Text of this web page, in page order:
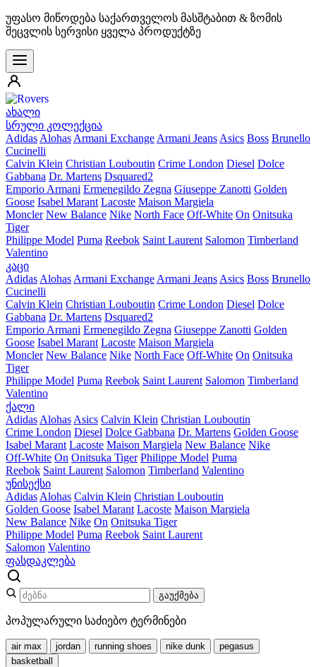
უფასო მიწოდება საქართველოს მასშტაბით & ზომის
შეცვლის სერვისი ყველა პროდუქტზე
ახალი
სრული კოლექცია
Adidas Alohas Armani Exchange Armani Jeans Asics Boss Brunello
Cucinelli
Calvin Klein Christian Louboutin Crime London Diesel Dolce
Gabbana Dr. Martens Dsquared2
Emporio Armani Ermenegildo Zegna Giuseppe Zanotti Golden
Goose Isabel Marant Lacoste Maison Margiela
Moncler New Balance Nike North Face Off-White On Onitsuka
Tiger
Philippe Model Puma Reebok Saint Laurent Salomon Timberland
Valentino
კაცი
Adidas Alohas Armani Exchange Armani Jeans Asics Boss Brunello
Cucinelli
Calvin Klein Christian Louboutin Crime London Diesel Dolce
Gabbana Dr. Martens Dsquared2
Emporio Armani Ermenegildo Zegna Giuseppe Zanotti Golden
Goose Isabel Marant Lacoste Maison Margiela
Moncler New Balance Nike North Face Off-White On Onitsuka
Tiger
Philippe Model Puma Reebok Saint Laurent Salomon Timberland
Valentino
ქალი
Adidas Alohas Asics Calvin Klein Christian Louboutin
Crime London Diesel Dolce Gabbana Dr. Martens Golden Goose
Isabel Marant Lacoste Maison Margiela New Balance Nike
Off-White On Onitsuka Tiger Philippe Model Puma
Reebok Saint Laurent Salomon Timberland Valentino
უნისექსი
Adidas Alohas Calvin Klein Christian Louboutin
Golden Goose Isabel Marant Lacoste Maison Margiela
New Balance Nike On Onitsuka Tiger
Philippe Model Puma Reebok Saint Laurent
Salomon Valentino
ფასდაკლება
გაუქმება
პოპულარული საძიებო ტერმინები
air max jordan running shoes nike dunk
pegasus
basketball